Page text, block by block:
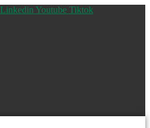
Linkedin Youtube Tiktok